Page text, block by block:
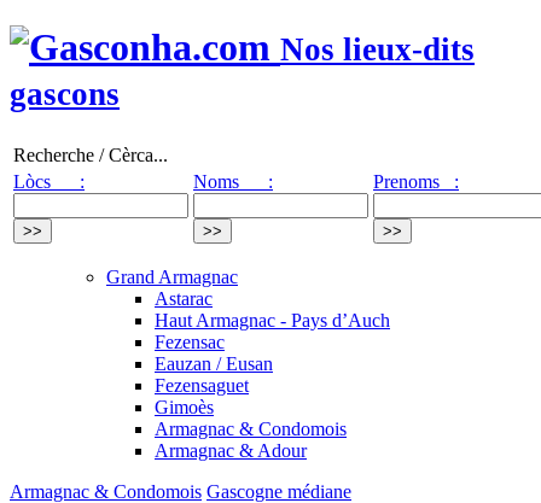
Nos lieux-dits
gascons
Recherche / Cèrca...
Lòcs :
Noms : Prenoms :
Grand Armagnac
Astarac
Haut Armagnac - Pays d’Auch
Fezensac
Eauzan / Eusan
Fezensaguet
Gimoès
Armagnac & Condomois
Armagnac & Adour
Armagnac & Condomois Gascogne médiane